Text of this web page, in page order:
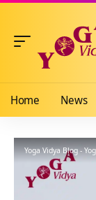
Home News
Yoga Vidya Blog -